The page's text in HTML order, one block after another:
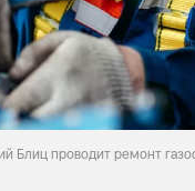
Блиц проводит ремонт